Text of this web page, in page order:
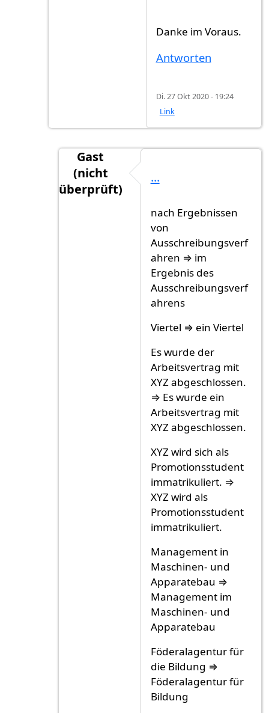
Danke im Voraus.
Antworten
Di. 27 Okt 2020 - 19:24
Link
Gast
(nicht
überprüft)
...
nach Ergebnissen
von
Ausschreibungsverf
ahren ⇒ im
Ergebnis des
Ausschreibungsverf
ahrens
Viertel ⇒ ein Viertel
Es wurde der
Arbeitsvertrag mit
XYZ abgeschlossen.
⇒ Es wurde ein
Arbeitsvertrag mit
XYZ abgeschlossen.
XYZ wird sich als
Promotionsstudent
immatrikuliert. ⇒
XYZ wird als
Promotionsstudent
immatrikuliert.
Management in
Maschinen- und
Apparatebau ⇒
Management im
Maschinen- und
Apparatebau
Föderalagentur für
die Bildung ⇒
Föderalagentur für
Bildung